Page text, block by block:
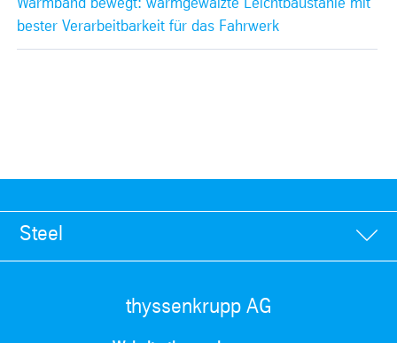
Warmband bewegt: warmgewalzte Leichtbaustähle mit
bester Verarbeitbarkeit für das Fahrwerk
Steel
thyssenkrupp AG